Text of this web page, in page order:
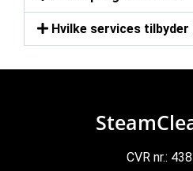
Hvilke services tilbyder
CVR nr.: